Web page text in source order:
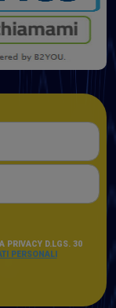
PRIVACY D.LGS. 30
PERSONALI